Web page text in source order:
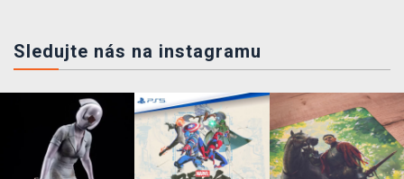
Sledujte nás na instagramu